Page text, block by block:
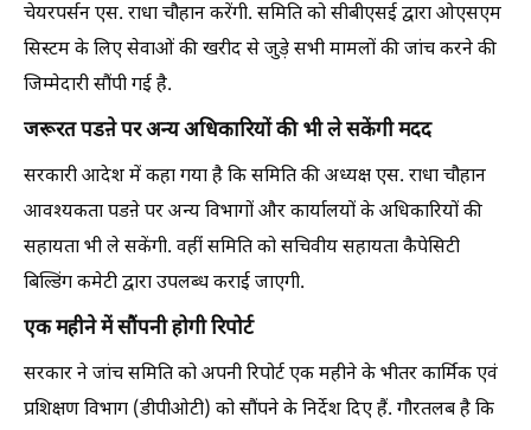
चेयरपर्सन एस. राधा चौहान करेंगी. समिति को सीबीएसई द्वारा ओएसएम
सिस्टम के लिए सेवाओं की खरीद से जुड़े सभी मामलों की जांच करने की
जिम्मेदारी सौंपी गई है.
जरूरत पडऩे पर अन्य अधिकारियों की भी ले सकेंगी मदद
सरकारी आदेश में कहा गया है कि समिति की अध्यक्ष एस. राधा चौहान
आवश्यकता पडऩे पर अन्य विभागों और कार्यालयों के अधिकारियों की
सहायता भी ले सकेंगी. वहीं समिति को सचिवीय सहायता कैपेसिटी
बिल्डिंग कमेटी द्वारा उपलब्ध कराई जाएगी.
एक महीने में सौंपनी होगी रिपोर्ट
सरकार ने जांच समिति को अपनी रिपोर्ट एक महीने के भीतर कार्मिक एवं
प्रशिक्षण विभाग (डीपीओटी) को सौंपने के निर्देश दिए हैं. गौरतलब है कि